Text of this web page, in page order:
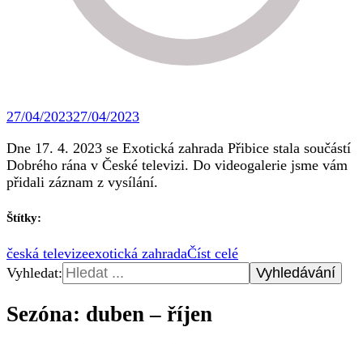
27/04/202327/04/2023
Dne 17. 4. 2023 se Exotická zahrada Přibice stala součástí
Dobrého rána v České televizi. Do videogalerie jsme vám
přidali záznam z vysílání.
Štítky:
česká televizeexotická zahradaČíst celé
Vyhledat:
Sezóna: duben – říjen